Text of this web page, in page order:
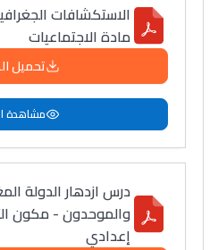
الاستكشافات
مادة الاجتماعيات
تحميل
مشاهدة
درس ازدهار الدولة
والموحدون - مكون
إعدادي